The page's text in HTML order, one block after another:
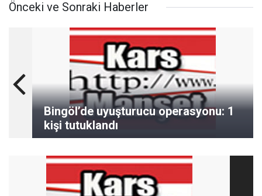
Önceki ve Sonraki Haberler
Bingöl’de uyuşturucu operasyonu: 1
kişi tutuklandı